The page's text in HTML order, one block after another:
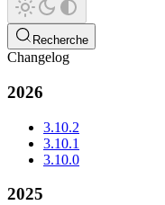
Recherche
Changelog
2026
3.10.2
3.10.1
3.10.0
2025